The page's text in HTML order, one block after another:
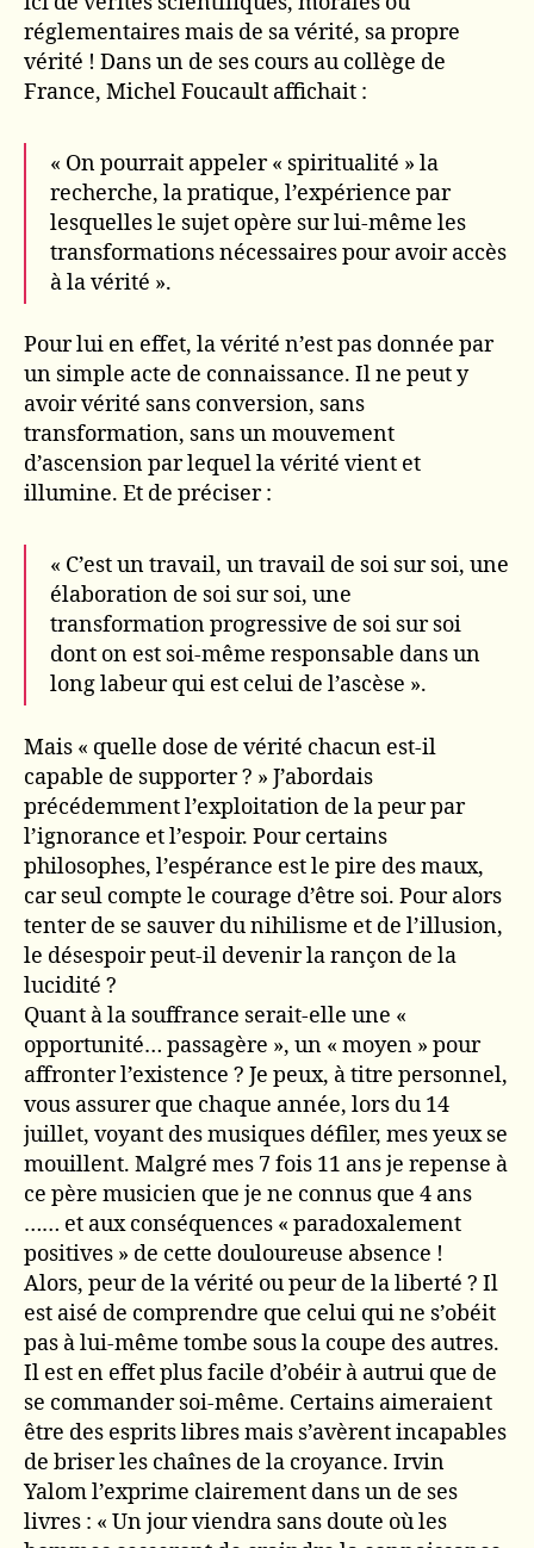
réglementaires mais de sa vérité, sa propre
vérité ! Dans un de ses cours au collège de
France, Michel Foucault affichait :
« On pourrait appeler « spiritualité » la
recherche, la pratique, l’expérience par
lesquelles le sujet opère sur lui-même les
transformations nécessaires pour avoir accès
à la vérité ».
Pour lui en effet, la vérité n’est pas donnée par
un simple acte de connaissance. Il ne peut y
avoir vérité sans conversion, sans
transformation, sans un mouvement
d’ascension par lequel la vérité vient et
illumine. Et de préciser :
« C’est un travail, un travail de soi sur soi, une
élaboration de soi sur soi, une
transformation progressive de soi sur soi
dont on est soi-même responsable dans un
long labeur qui est celui de l’ascèse ».
Mais « quelle dose de vérité chacun est-il
capable de supporter ? » J’abordais
précédemment l’exploitation de la peur par
l’ignorance et l’espoir. Pour certains
philosophes, l’espérance est le pire des maux,
car seul compte le courage d’être soi. Pour alors
tenter de se sauver du nihilisme et de l’illusion,
le désespoir peut-il devenir la rançon de la
lucidité ?
Quant à la souffrance serait-elle une «
opportunité… passagère », un « moyen » pour
affronter l’existence ? Je peux, à titre personnel,
vous assurer que chaque année, lors du 14
juillet, voyant des musiques défiler, mes yeux se
mouillent. Malgré mes 7 fois 11 ans je repense à
ce père musicien que je ne connus que 4 ans
…… et aux conséquences « paradoxalement
positives » de cette douloureuse absence !
Alors, peur de la vérité ou peur de la liberté ? Il
est aisé de comprendre que celui qui ne s’obéit
pas à lui-même tombe sous la coupe des autres.
Il est en effet plus facile d’obéir à autrui que de
se commander soi-même. Certains aimeraient
être des esprits libres mais s’avèrent incapables
de briser les chaînes de la croyance. Irvin
Yalom l’exprime clairement dans un de ses
livres : « Un jour viendra sans doute où les